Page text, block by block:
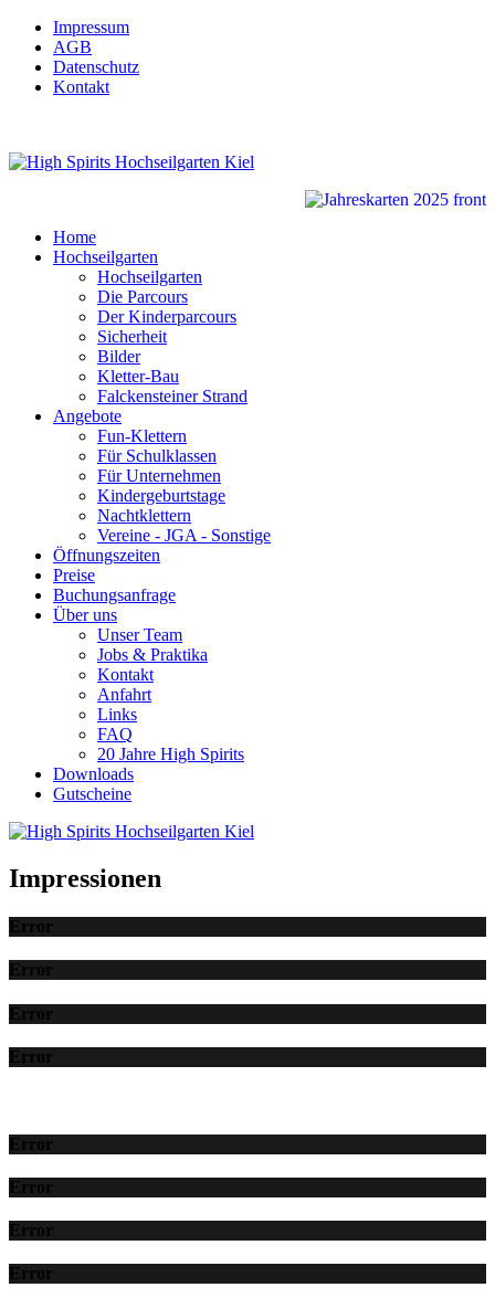
Impressum
AGB
Datenschutz
Kontakt
Home
Hochseilgarten
Hochseilgarten
Die Parcours
Der Kinderparcours
Sicherheit
Bilder
Kletter-Bau
Falckensteiner Strand
Angebote
Fun-Klettern
Für Schulklassen
Für Unternehmen
Kindergeburtstage
Nachtklettern
Vereine - JGA - Sonstige
Öffnungszeiten
Preise
Buchungsanfrage
Über uns
Unser Team
Jobs & Praktika
Kontakt
Anfahrt
Links
FAQ
20 Jahre High Spirits
Downloads
Gutscheine
Impressionen
Error
Error
Error
Error
Error
Error
Error
Error